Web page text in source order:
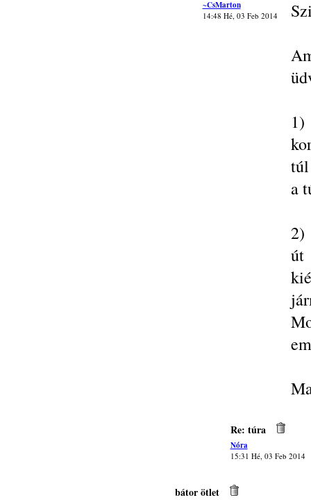
~CsMarton
14:48 Hé, 03 Feb 2014
túl
a
2)
út
Re: túra
Nóra
15:31 Hé, 03 Feb 2014
bátor ötlet